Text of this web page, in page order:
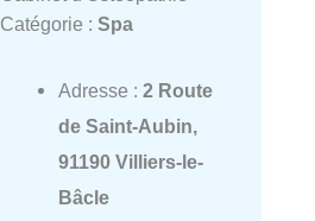
Catégorie : Spa
Adresse : 2 Route
de Saint-Aubin,
91190 Villiers-le-
Bâcle